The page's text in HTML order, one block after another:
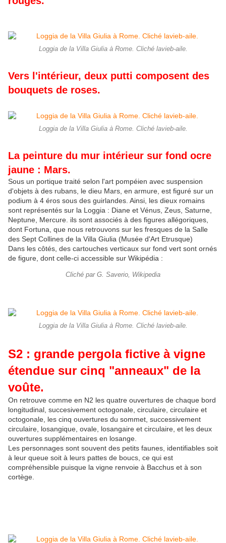
Loggia de la Villa Giulia à Rome. Cliché lavieb-aile.
Vers l'intérieur, deux putti composent des
bouquets de roses.
Loggia de la Villa Giulia à Rome. Cliché lavieb-aile.
La peinture du mur intérieur sur fond ocre
jaune : Mars.
Sous un portique traité selon l'art pompéien avec suspension
d'objets à des rubans, le dieu Mars, en armure, est figuré sur un
podium à 4 éros sous des guirlandes. Ainsi, les dieux romains
sont représentés sur la Loggia : Diane et Vénus, Zeus, Saturne,
Neptune, Mercure. ils sont associés à des figures allégoriques,
dont Fortuna, que nous retrouvons sur les fresques de la Salle
des Sept Collines de la Villa Giulia (Musée d'Art Etrusque)
Dans les côtés, des cartouches verticaux sur fond vert sont ornés
de figure, dont celle-ci accessible sur Wikipédia :
Cliché par G. Saverio, Wikipedia
Loggia de la Villa Giulia à Rome. Cliché lavieb-aile.
S2 : grande pergola fictive à vigne
étendue sur cinq "anneaux" de la
voûte.
On retrouve comme en N2 les quatre ouvertures de chaque bord
longitudinal, succesivement octogonale, circulaire, circulaire et
octogonale, les cinq ouvertures du sommet, successivement
circulaire, losangique, ovale, losangaire et circulaire, et les deux
ouvertures supplémentaires en losange.
Les personnages sont souvent des petits faunes, identifiables soit
à leur queue soit à leurs pattes de boucs, ce qui est
compréhensible puisque la vigne renvoie à Bacchus et à son
cortège.